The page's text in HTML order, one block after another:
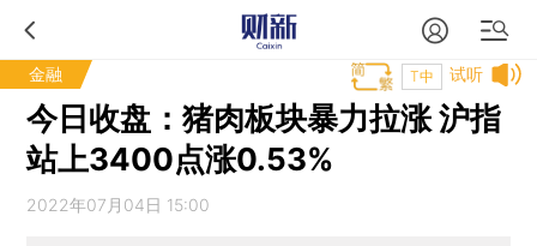
金融 试听
T中
今日收盘：猪肉板块暴力拉涨 沪指
站上3400点涨0.53%
2022年07月04日 15:00